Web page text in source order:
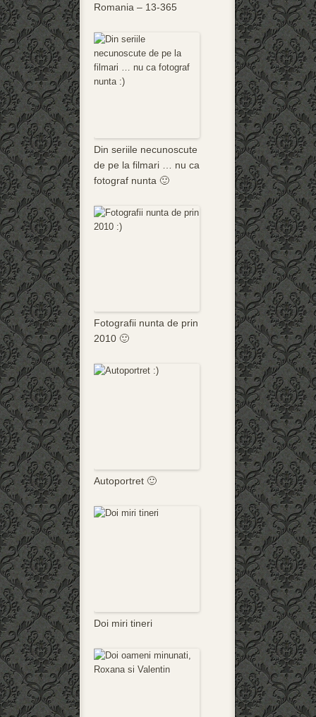
Romania – 13-365
Din seriile necunoscute
de pe la filmari … nu ca
fotograf nunta 🙂
Fotografii nunta de prin
2010 🙂
Autoportret 🙂
Doi miri tineri